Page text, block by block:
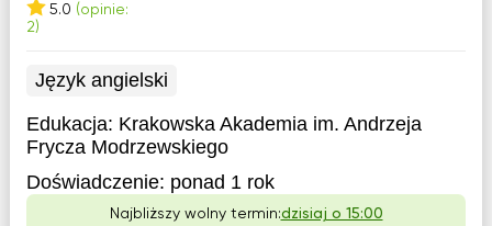
5.0 (opinie:
2)
Język angielski
Edukacja: Krakowska Akademia im. Andrzeja
Frycza Modrzewskiego
Doświadczenie: ponad 1 rok
Najbliższy wolny termin:dzisiaj o 15:00